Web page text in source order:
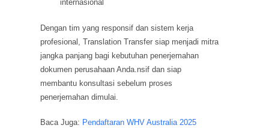
internasional
Dengan tim yang responsif dan sistem kerja
profesional, Translation Transfer siap menjadi mitra
jangka panjang bagi kebutuhan penerjemahan
dokumen perusahaan Anda.nsif dan siap
membantu konsultasi sebelum proses
penerjemahan dimulai.
Baca Juga: Pendaftaran WHV Australia 2025